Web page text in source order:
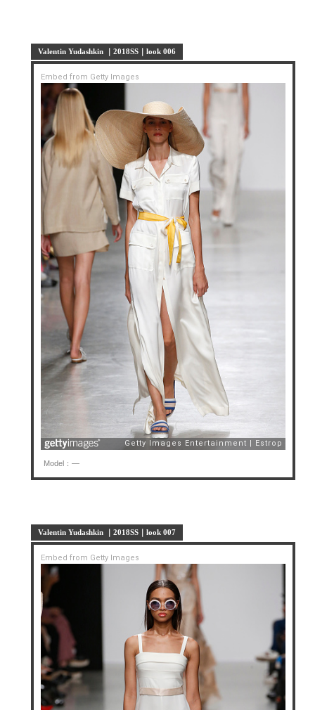
Valentin Yudashkin ｜2018SS｜look 006
Embed from Getty Images
Model：—
Valentin Yudashkin ｜2018SS｜look 007
Embed from Getty Images